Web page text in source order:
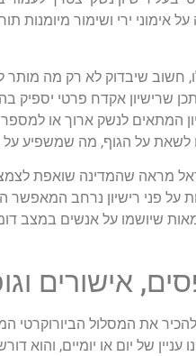
ירי ושימור מיומנות
לו, חשוב שיבדוק לא רק מה
שרישיון אקדח פרטי יספיק
המתאים לנשק ארוך או
על הגוף, מה שמשפיע על
מראה שהמדינה שואפת
על פני רישיון נרחב
שיושמו על אנשים במצב
אישורים
את המסלול הביורוקרטי
עניין של יום או יומיים,